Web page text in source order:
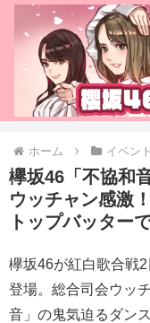
ホーム イベント
欅坂46「不協和
ウッチャン感激
トップバッター
欅坂46が紅白歌合戦
登場。総合司会ウッ
音」の鬼気迫るダン